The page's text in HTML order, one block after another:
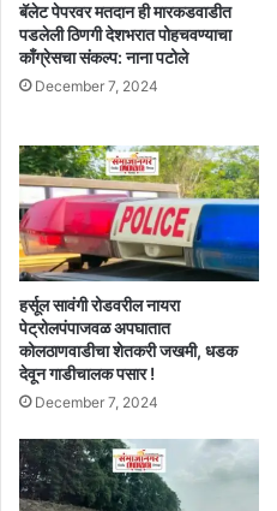
बॅलेट पेपरवर मतदान ही मारकडवाडीत
पडलेली ठिणगी देशभरात पोहचवण्याचा
काँग्रेसचा संकल्प: नाना पटोले
December 7, 2024
हर्सूल सावंगी रोडवरील नायरा
पेट्रोलपंपाजवळ अपघातात
कोलठाणवाडीचा शेतकरी जखमी, धडक
देवून गाडीचालक पसार !
December 7, 2024